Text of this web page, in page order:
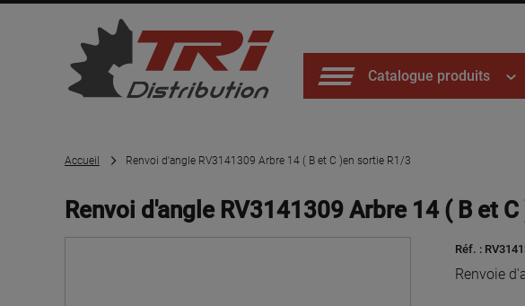
Catalogue produits
Accueil Renvoi d'angle RV3141309 Arbre 14 ( B et C )en sortie R1/3
Renvoi d'angle RV3141309 Arbre 14 ( B et
Réf. :
Renvoie